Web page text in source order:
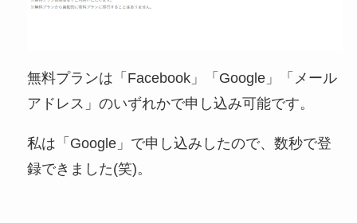
無料プランは「Facebook」「Google」「メール
アドレス」のいずれかで申し込み可能です。
私は「Google」で申し込みしたので、数秒で登
録できました(笑)。